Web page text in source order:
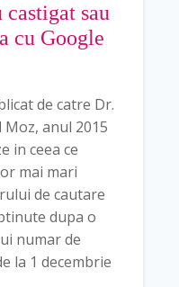
sau
cu Google
de catre Dr.
Moz, anul 2015
in ceea ce
mai mari
de cautare
dupa o
numar de
la 1 decembrie